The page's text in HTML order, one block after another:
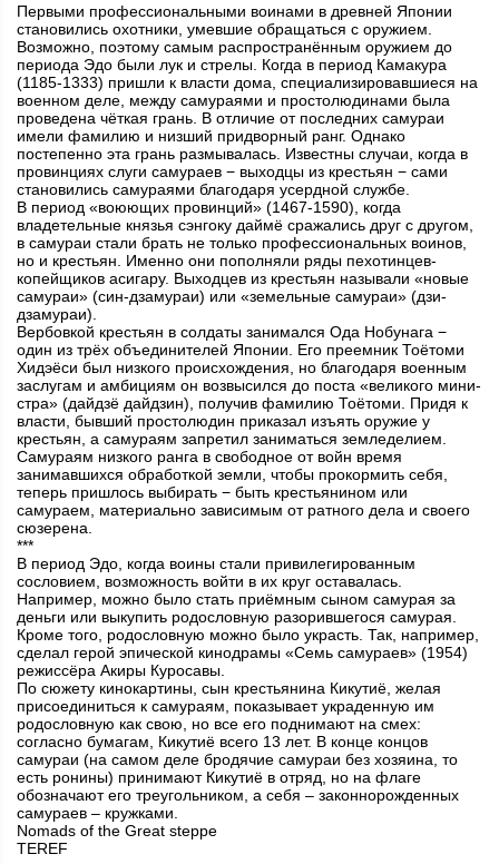
Первыми профессиональными воинами в древней Японии
становились охотники, умевшие обращаться с оружием.
Возможно, поэтому самым распространённым оружием до
периода Эдо были лук и стрелы. Когда в период Камакура
(1185-1333) при­шли к власти дома, специализировавшиеся на
военном деле, между самураями и простолюдинами была
проведена чёткая грань. В отличие от последних самураи
имели фамилию и низший придворный ранг. Однако
постепенно эта грань размывалась. Известны случаи, когда в
провинциях слуги самураев − выходцы из крестьян − сами
становились самураями благодаря усердной службе.
В период «воюющих провинций» (1467-1590), когда
владетельные князья сэнгоку даймё сражались друг с другом,
в самураи стали брать не только профессиональных воинов,
но и крестьян. Именно они пополняли ряды пехотинцев-
копейщиков асигару. Выходцев из крестьян называли «новые
самураи» (син-дзамураи) или «земельные самураи» (дзи-
дзамураи).
Вербовкой крестьян в солдаты занимался Ода Нобунага −
один из трёх объединителей Японии. Его преемник Тоётоми
Хидэёси был низкого происхождения, но благодаря военным
заслугам и амби­циям он возвысился до поста «великого мини­
стра» (дайдзё дайдзин), получив фамилию Тоётоми. Придя к
власти, бывший простолюдин приказал изъять оружие у
крестьян, а самураям запретил заниматься земледелием.
Самураям низкого ранга в свободное от войн время
занимавшихся обработкой земли, чтобы прокормить себя,
теперь при­шлось выбирать − быть крестьянином или
самураем, материально зависимым от ратного дела и своего
сюзерена.
***
В период Эдо, когда воины стали привилегированным
сословием, возможность войти в их круг оставалась.
Например, можно было стать приёмным сыном самурая за
деньги или выкупить родословную разорившегося самурая.
Кроме того, родословную можно было украсть. Так, например,
сделал герой эпической кинодрамы «Семь самураев» (1954)
режиссёра Акиры Куросавы.
По сюжету кинокартины, сын крестьянина Кикутиё, желая
присоеди­ниться к самураям, показывает украденную им
родословную как свою, но все его поднимают на смех:
согласно бумагам, Кикутиё всего 13 лет. В конце концов
самураи (на самом деле бродячие самураи без хозяина, то
есть ронины) принимают Кикутиё в отряд, но на флаге
обозначают его треугольником, а себя – законнорожденных
самураев – кружками.
Nomads of the Great steppe
TEREF